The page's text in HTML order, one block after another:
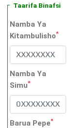
Taarifa Binafsi
Namba Ya
Kitambulisho*
Namba Ya
Simu*
Barua Pepe*